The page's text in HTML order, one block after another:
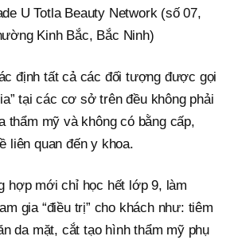
U Totla Beauty Network (số 07,
Kinh Bắc, Bắc Ninh)
định tất cả các đối tượng được gọi
tại các cơ sở trên đều không phải
thẩm mỹ và không có bằng cấp,
liên quan đến y khoa.
hợp mới chỉ học hết lớp 9, làm
gia “điều trị” cho khách như: tiêm
da mặt, cắt tạo hình thẩm mỹ phụ